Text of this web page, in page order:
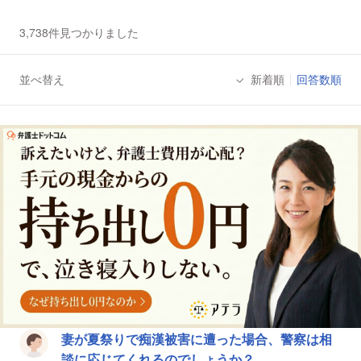
3,738件見つかりました
並べ替え 新着順 回答数順
法律相談一覧妻が夏祭りで痴漢被害に遭った場合、警察は相